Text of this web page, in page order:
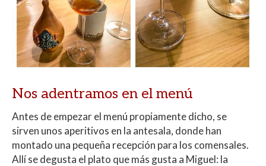
Nos adentramos en el menú
Antes de empezar el menú propiamente dicho, se
sirven unos aperitivos en la antesala, donde han
montado una pequeña recepción para los comensales.
Allí se degusta el plato que más gusta a Miguel: la